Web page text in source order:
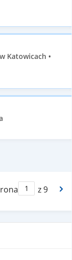
Katowicach •
Stronaz 9